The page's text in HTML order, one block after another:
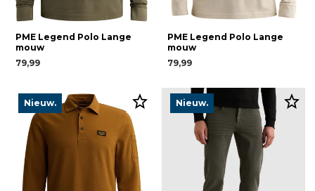
PME Legend Polo Lange
mouw
79,99
PME Legend Polo Lange
mouw
79,99
Nieuw. Nieuw.